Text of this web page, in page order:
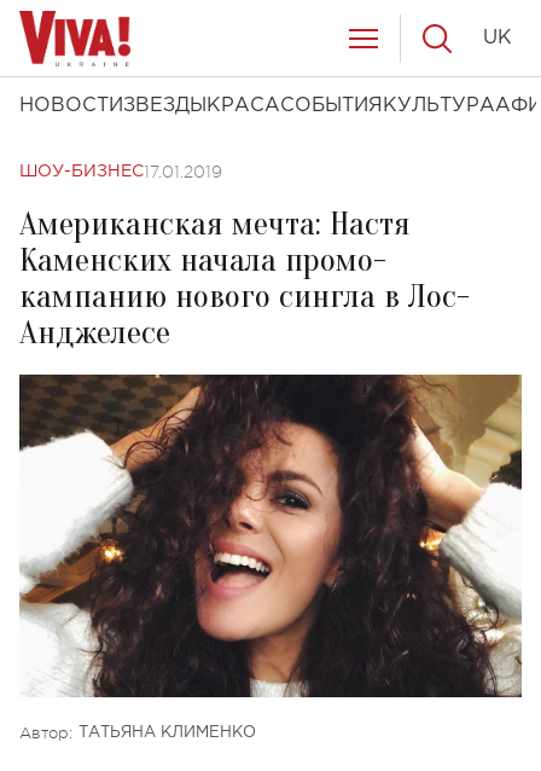
НОВОСТИ ЗВЕЗДЫ КРАСАСОБЫТИЯ КУЛЬТУРА
UK
ШОУ-БИЗНЕС17.01.2019
Американская мечта: Настя
Каменских начала промо-
кампанию нового сингла в Лос-
Анджелесе
Автор: ТАТЬЯНА КЛИМЕНКО